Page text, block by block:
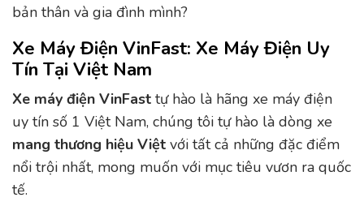
bản thân và gia đình mình?
Xe Máy Điện VinFast: Xe Máy Điện Uy
Tín Tại Việt Nam
Xe máy điện VinFast tự hào là hãng xe máy điện
uy tín số 1 Việt Nam, chúng tôi tự hào là dòng xe
mang thương hiệu Việt với tất cả những đặc điểm
nổi trội nhất, mong muốn với mục tiêu vươn ra quốc
tế.